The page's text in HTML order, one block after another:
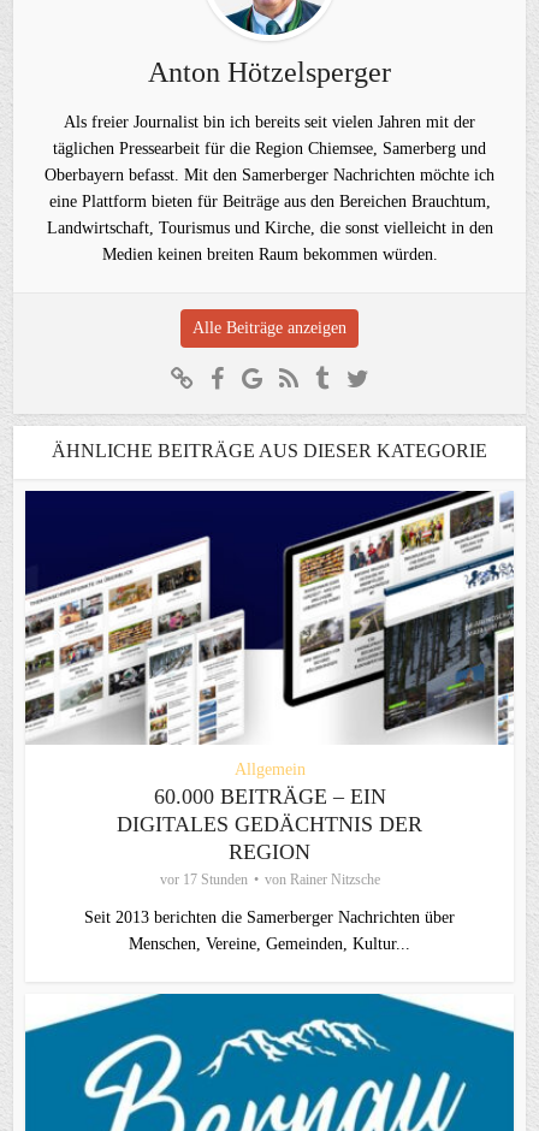
Anton Hötzelsperger
Als freier Journalist bin ich bereits seit vielen Jahren mit der
täglichen Pressearbeit für die Region Chiemsee, Samerberg und
Oberbayern befasst. Mit den Samerberger Nachrichten möchte ich
eine Plattform bieten für Beiträge aus den Bereichen Brauchtum,
Landwirtschaft, Tourismus und Kirche, die sonst vielleicht in den
Medien keinen breiten Raum bekommen würden.
Alle Beiträge anzeigen
ÄHNLICHE BEITRÄGE AUS DIESER KATEGORIE
Allgemein
60.000 BEITRÄGE – EIN
DIGITALES GEDÄCHTNIS DER
REGION
vor 17 Stunden von Rainer Nitzsche
Seit 2013 berichten die Samerberger Nachrichten über
Menschen, Vereine, Gemeinden, Kultur...